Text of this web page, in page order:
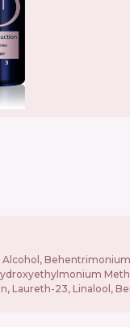
Laureth-23, Linalool,